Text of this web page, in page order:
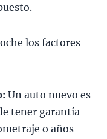
los factores
Un auto nuevo es
tener garantía
o años